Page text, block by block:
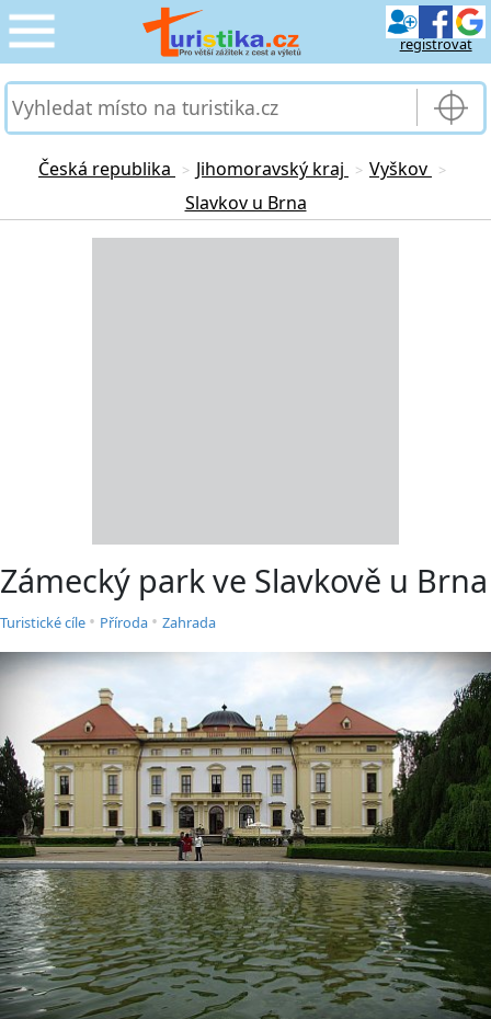
registrovat
CESTOVÁNÍ
SLUŽBY & DOPRAVA
Česká republika > Jihomoravský kraj > Vyškov >
Slavkov u Brna
Zámecký park ve Slavkově u Brna
Turistické cíle • Příroda • Zahrada